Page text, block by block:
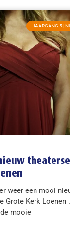
JAARGANG 5 |
weer een mooi
Grote Kerk Loenen
mooie